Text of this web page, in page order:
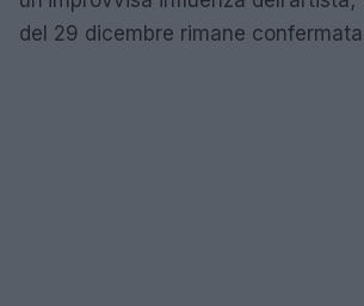
del 29 dicembre rimane